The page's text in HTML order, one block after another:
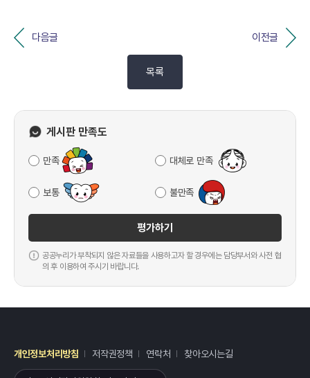
다음글 이전글
목록
게시판 만족도
만족 대체로 만족
보통 불만족
평가하기
공공누리가 부착되지 않은 자료들을 사용하고자 할 경우에는 담당부서와 사전 협
의 후 이용하여 주시기 바랍니다.
개인정보처리방침 저작권정책 연락처 찾아오시는길